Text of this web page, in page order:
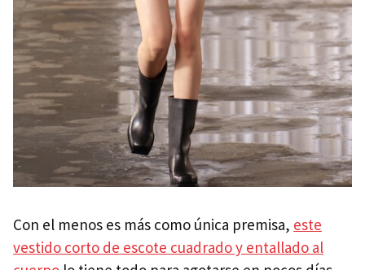
Con el menos es más como única premisa, este
vestido corto de escote cuadrado y entallado al